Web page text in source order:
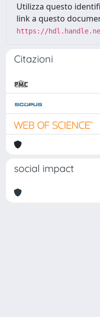
Utilizza questo
link a questo
https://
Citazioni
social impact